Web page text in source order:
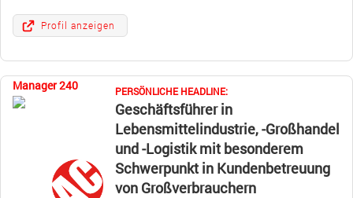
Profil anzeigen
Manager 240 PERSÖNLICHE HEADLINE:
Geschäftsführer in
Lebensmittelindustrie, -Großhandel
und -Logistik mit besonderem
Schwerpunkt in Kundenbetreuung
von Großverbrauchern